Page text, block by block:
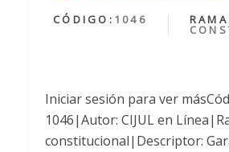
CÓDIGO: 1046
Iniciar sesión para ver
1046|Autor: CIJUL en
constitucional|Descriptor: